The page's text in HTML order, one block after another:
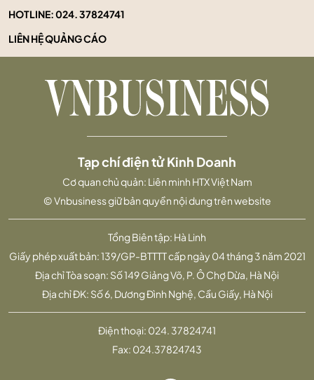
HOTLINE:024. 37824741
LIÊN HỆ QUẢNG CÁO
Tổng Biên tập: Hà Linh
Giấy phép xuất bản: 139/GP-BTTTT cấp ngày 04 tháng 3 năm 2021
Địa chỉ Tòa soạn: Số 149 Giảng Võ, P. Ô Chợ Dừa, Hà Nội
Địa chỉ ĐK: Số 6, Dương Đình Nghệ, Cầu Giấy, Hà Nội
Tạp chí điện tử Kinh Doanh
Cơ quan chủ quản: Liên minh HTX Việt Nam
© Vnbusiness giữ bản quyền nội dung trên website
Điện thoại: 024. 37824741
Fax: 024.37824743